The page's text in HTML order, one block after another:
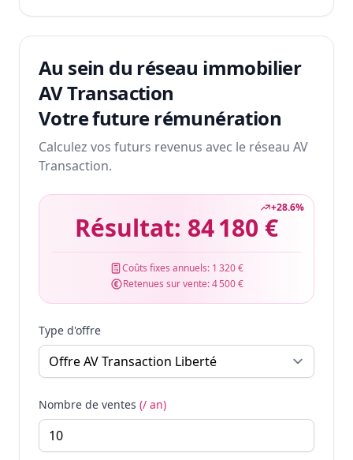
Au sein du réseau immobilier
AV Transaction
Votre future rémunération
Calculez vos futurs revenus avec le réseau AV
Transaction.
+28.6%
Résultat: 84 180 €
Coûts fixes annuels: 1 320 €
Retenues sur vente:4 500 €
Type d'offre
Nombre de ventes (/ an)